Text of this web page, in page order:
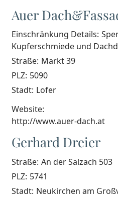
Auer
Einschränkung Details:
Kupferschmiede und
Straße: Markt 39
PLZ: 5090
Stadt: Lofer
Website:
http://www.auer-dach.at
Gerhard Dreier
Straße: An der Salzach 503
PLZ: 5741
Stadt: Neukirchen am